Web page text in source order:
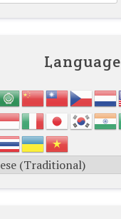
Language